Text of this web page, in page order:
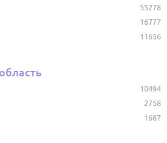
55278
16777
11656
10494
2758
1687